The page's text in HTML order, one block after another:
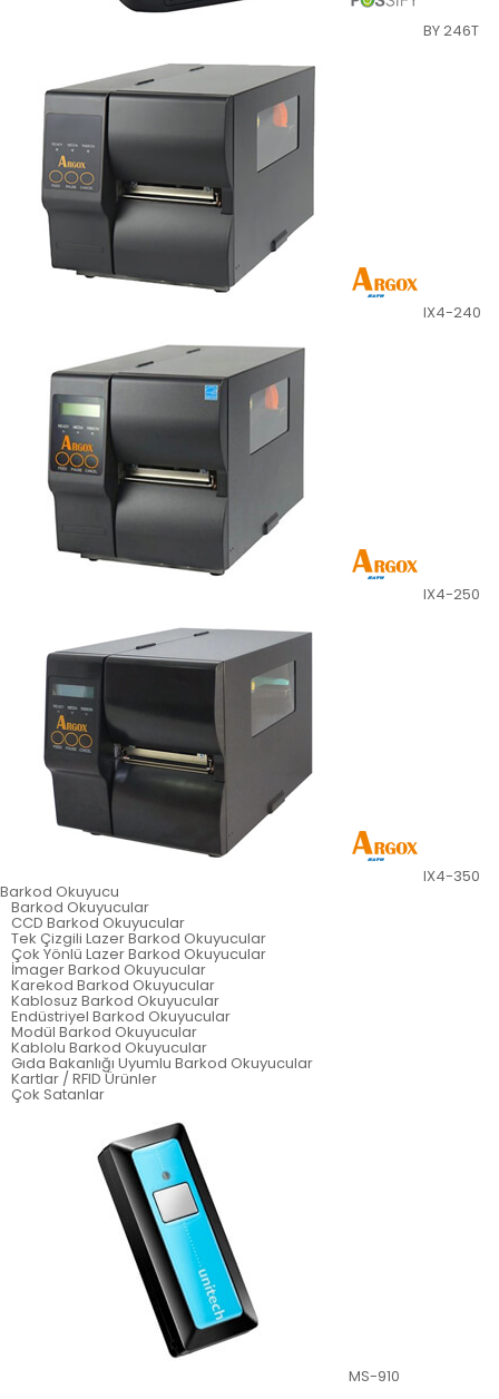
BY 246T
IX4-240
IX4-250
IX4-350
Barkod Okuyucu
Barkod Okuyucular
CCD Barkod Okuyucular
Tek Çizgili Lazer Barkod Okuyucular
Çok Yönlü Lazer Barkod Okuyucular
İmager Barkod Okuyucular
Karekod Barkod Okuyucular
Kablosuz Barkod Okuyucular
Endüstriyel Barkod Okuyucular
Modül Barkod Okuyucular
Kablolu Barkod Okuyucular
Gıda Bakanlığı Uyumlu Barkod Okuyucular
Kartlar / RFID Ürünler
Çok Satanlar
MS-910